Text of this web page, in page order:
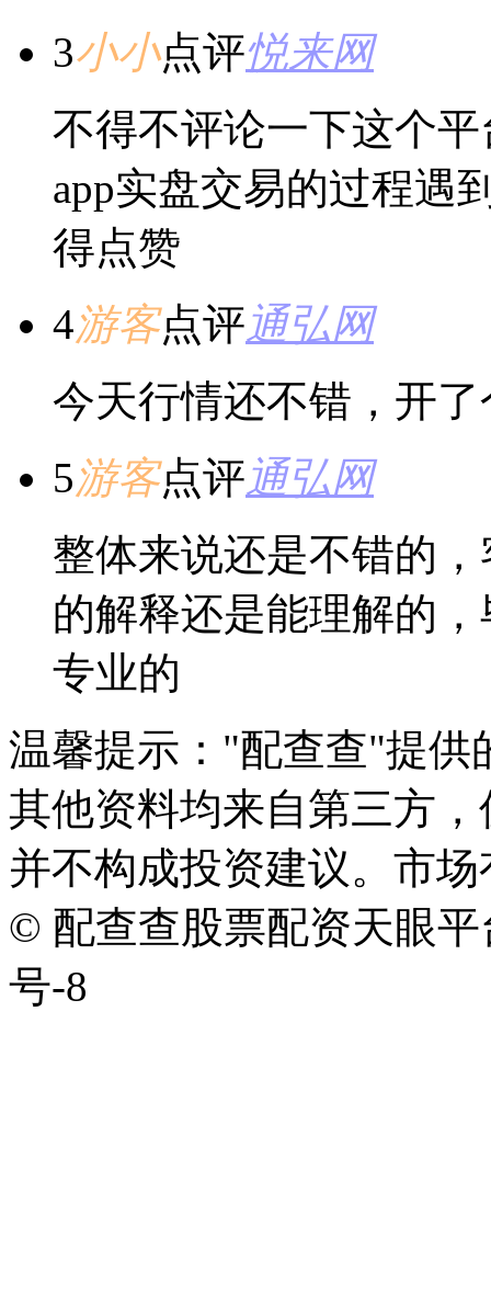
3小小点评悦来网
不得不评论一下这个
app实盘交易的过程遇
得点赞
4游客点评通弘网
今天行情还不错，开
5游客点评通弘网
整体来说还是不错的
的解释还是能理解的
专业的
温馨提示："配查查"提供
其他资料均来自第三方
并不构成投资建议。市
© 配查查股票配资天眼平
号-8